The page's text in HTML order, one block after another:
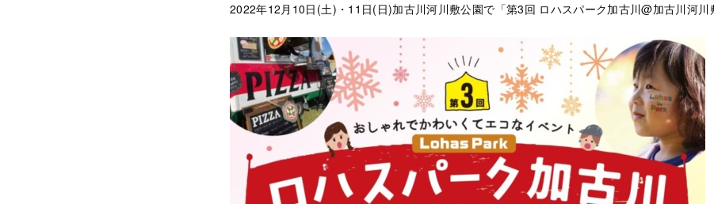
2022年12月10日(土)・11日(日)加古川河川敷公園で「第3回 ロハスパーク加古川@加古川河川